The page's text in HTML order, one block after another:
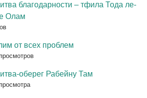
благодарности – тфила Тода ле-
Олам
от всех проблем
оберег Рабейну Там